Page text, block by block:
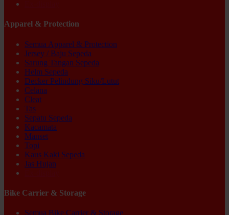
Apparel & Protection
Semua Apparel & Protection
Jersey / Baju Sepeda
Sarung Tangan Sepeda
Helm Sepeda
Decker Pelindung Siku/Lutut
Celana
Cleat
Tas
Sepatu Sepeda
Kacamata
Manset
Topi
Kaus Kaki Sepeda
Jas Hujan
Bike Carrier & Storage
Semua Bike Carrier & Storage